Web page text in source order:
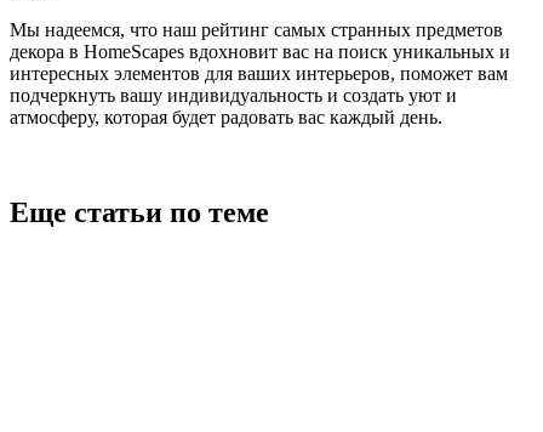
Мы надеемся, что наш рейтинг самых странных предметов
декора в HomeScapes вдохновит вас на поиск уникальных и
интересных элементов для ваших интерьеров, поможет вам
подчеркнуть вашу индивидуальность и создать уют и
атмосферу, которая будет радовать вас каждый день.
Еще статьи по теме